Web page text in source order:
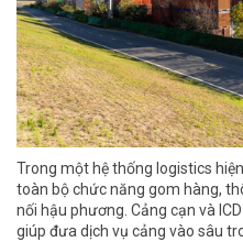
Trong một hệ thống logistics
toàn bộ chức năng gom hàng,
nối hậu phương. Cảng cạn và
giúp đưa dịch vụ cảng vào sâu